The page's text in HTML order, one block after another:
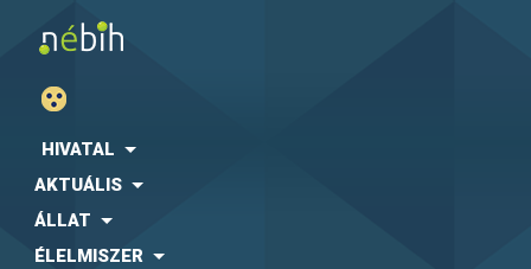
HIVATAL
AKTUÁLIS
ÁLLAT
ÉLELMISZER